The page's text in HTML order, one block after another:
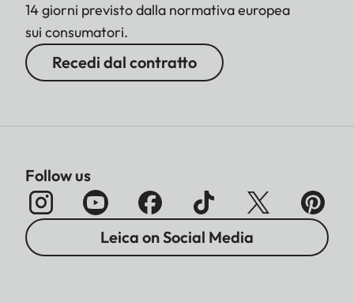
14 giorni previsto dalla normativa europea
sui consumatori.
Recedi dal contratto
Follow us
Leica on Social Media